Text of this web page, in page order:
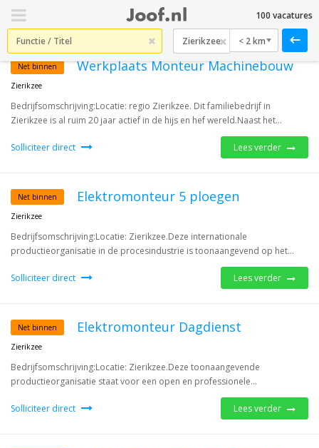
< 2 km
100 vacatures
Net binnen Werkplaats Monteur Machinebouw
Zierikzee
Bedrijfsomschrijving:Locatie: regio Zierikzee. Dit familiebedrijf in
Zierikzee is al ruim 20 jaar actief in de hijs en hef wereld.Naast het...
Solliciteer direct Lees verder
Net binnen Elektromonteur 5 ploegen
Zierikzee
Bedrijfsomschrijving:Locatie: Zierikzee.Deze internationale
productieorganisatie in de procesindustrie is toonaangevend op het...
Solliciteer direct Lees verder
Net binnen Elektromonteur Dagdienst
Zierikzee
Bedrijfsomschrijving:Locatie: Zierikzee.Deze toonaangevende
productieorganisatie staat voor een open en professionele...
Solliciteer direct Lees verder